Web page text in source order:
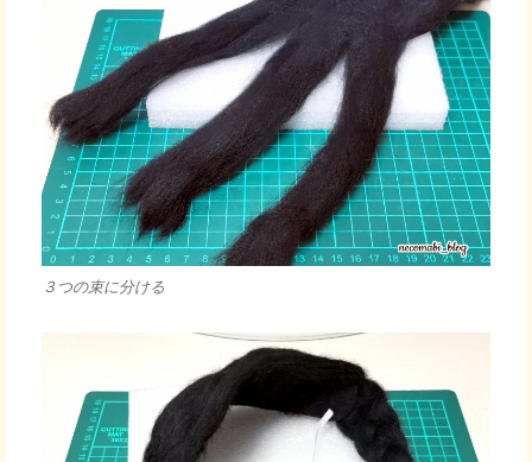
３つの束に分ける